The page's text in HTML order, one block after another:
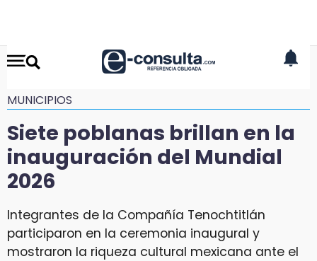
MUNICIPIOS
Siete poblanas brillan en la
inauguración del Mundial
2026
Integrantes de la Compañía Tenochtitlán
participaron en la ceremonia inaugural y
mostraron la riqueza cultural mexicana ante el